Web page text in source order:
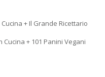
+ Il Grande Ricettario
+ 101 Panini Vegani